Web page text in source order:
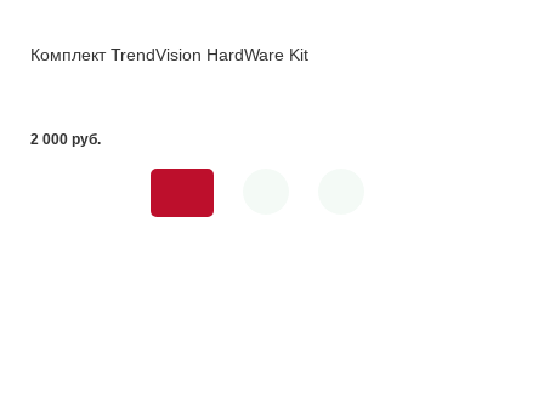
Комплект TrendVision HardWare Kit
2 000 pуб.